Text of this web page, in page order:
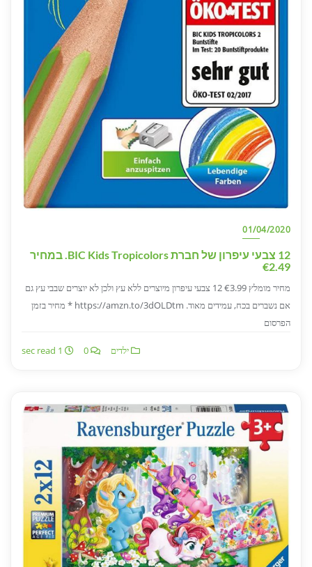
01/04/2020
12 צבעי עיפרון של חברת BIC Kids Tropicolors. במחיר
€2.49
מחיר מומלץ €3.99 12 צבעי עיפרון מיוצרים ללא עץ ולכן לא יוצרים שבבי עץ גם
אם נשברים בכח, עמידים מאוד. https://amzn.to/3dOLDtm * מחיר בזמן
הפרסום
ילדים